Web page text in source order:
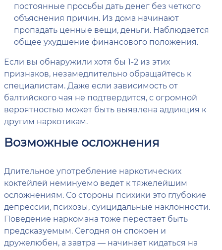
постоянные просьбы дать денег без четкого
объяснения причин. Из дома начинают
пропадать ценные вещи, деньги. Наблюдается
общее ухудшение финансового положения.
Если вы обнаружили хотя бы 1-2 из этих
признаков, незамедлительно обращайтесь к
специалистам. Даже если зависимость от
балтийского чая не подтвердится, с огромной
вероятностью может быть выявлена аддикция к
другим наркотикам.
Возможные осложнения
Длительное употребление наркотических
коктейлей неминуемо ведет к тяжелейшим
осложнениям. Со стороны психики это глубокие
депрессии, психозы, суицидальные наклонности.
Поведение наркомана тоже перестает быть
предсказуемым. Сегодня он спокоен и
дружелюбен, а завтра — начинает кидаться на